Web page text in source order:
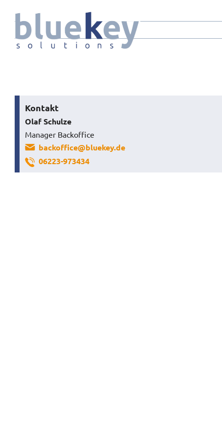
springen
Kontakt
Olaf Schulze
Manager Backoffice
backoffice@bluekey.de
06223-973434